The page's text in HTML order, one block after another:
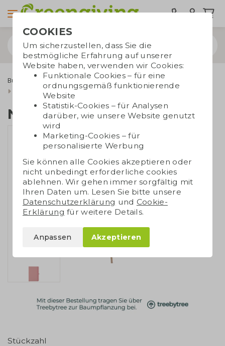
Bürobedarf Notizbücher
Notizbücher A5/A6
Notizbuch Bioabfall
Notizbuch Bioabfall
Stückzahl
COOKIES
Um sicherzustellen, dass Sie die
bestmögliche Erfahrung auf unserer
Website haben, verwenden wir Cookies:
Funktionale Cookies – für eine
ordnungsgemäß funktionierende
Website
Statistik-Cookies – für Analysen
darüber, wie unsere Website genutzt
wird
Marketing-Cookies – für
personalisierte Werbung
Sie können alle Cookies akzeptieren oder
nicht unbedingt erforderliche cookies
ablehnen. Wir gehen immer sorgfältig mit
Ihren Daten um. Lesen Sie bitte unsere
Datenschutzerklärung und Cookie-
Erklärung für weitere Details.
Anpassen Akzeptieren